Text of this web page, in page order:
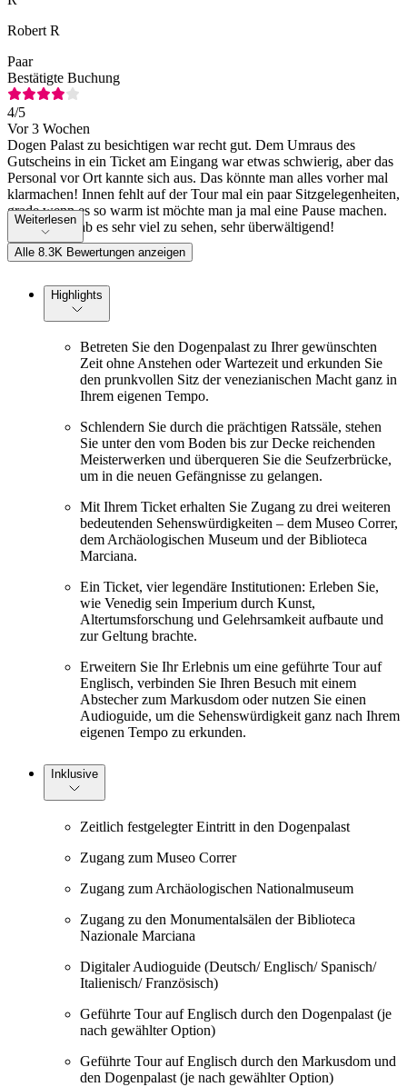
Robert R
Paar
Bestätigte Buchung
4/5
Vor 3 Wochen
Dogen Palast zu besichtigen war recht gut. Dem Umraus des
Gutscheins in ein Ticket am Eingang war etwas schwierig, aber das
Personal vor Ort kannte sich aus. Das könnte man alles vorher mal
klarmachen! Innen fehlt auf der Tour mal ein paar Sitzgelegenheiten,
grade wenn es so warm ist möchte man ja mal eine Pause machen.
Ansonsten gab es sehr viel zu sehen, sehr überwältigend!
Weiterlesen
Alle 8.3K Bewertungen anzeigen
Highlights
Betreten Sie den Dogenpalast zu Ihrer gewünschten
Zeit ohne Anstehen oder Wartezeit und erkunden Sie
den prunkvollen Sitz der venezianischen Macht ganz in
Ihrem eigenen Tempo.
Schlendern Sie durch die prächtigen Ratssäle, stehen
Sie unter den vom Boden bis zur Decke reichenden
Meisterwerken und überqueren Sie die Seufzerbrücke,
um in die neuen Gefängnisse zu gelangen.
Mit Ihrem Ticket erhalten Sie Zugang zu drei weiteren
bedeutenden Sehenswürdigkeiten – dem Museo Correr,
dem Archäologischen Museum und der Biblioteca
Marciana.
Ein Ticket, vier legendäre Institutionen: Erleben Sie,
wie Venedig sein Imperium durch Kunst,
Altertumsforschung und Gelehrsamkeit aufbaute und
zur Geltung brachte.
Erweitern Sie Ihr Erlebnis um eine geführte Tour auf
Englisch, verbinden Sie Ihren Besuch mit einem
Abstecher zum Markusdom oder nutzen Sie einen
Audioguide, um die Sehenswürdigkeit ganz nach Ihrem
eigenen Tempo zu erkunden.
Inklusive
Zeitlich festgelegter Eintritt in den Dogenpalast
Zugang zum Museo Correr
Zugang zum Archäologischen Nationalmuseum
Zugang zu den Monumentalsälen der Biblioteca
Nazionale Marciana
Digitaler Audioguide (Deutsch/ Englisch/ Spanisch/
Italienisch/ Französisch)
Geführte Tour auf Englisch durch den Dogenpalast (je
nach gewählter Option)
Geführte Tour auf Englisch durch den Markusdom und
den Dogenpalast (je nach gewählter Option)